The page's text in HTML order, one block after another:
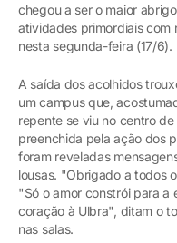
chegou a ser o maior
atividades primordiais com
nesta segunda-feira (17/6).
A saída dos acolhidos
um campus que,
repente se viu no centro
preenchida pela ação dos
foram reveladas
lousas. "Obrigado a todos
"Só o amor constrói para
coração à Ulbra", ditam o
nas salas.